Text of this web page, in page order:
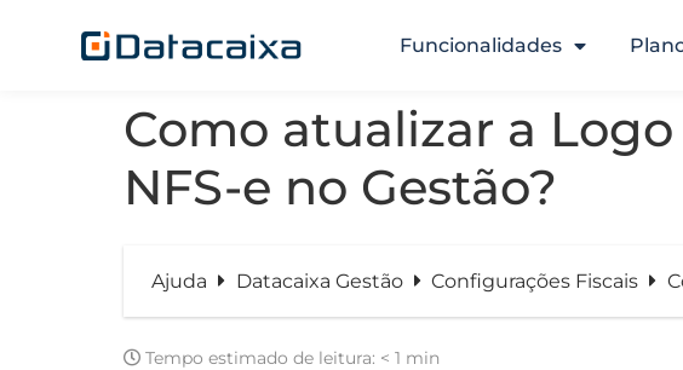
Funcionalidades
Como atualizar a
NFS-e no Gestão?
Ajuda Datacaixa Gestão Configurações Fiscais
Tempo estimado de leitura: < 1 min